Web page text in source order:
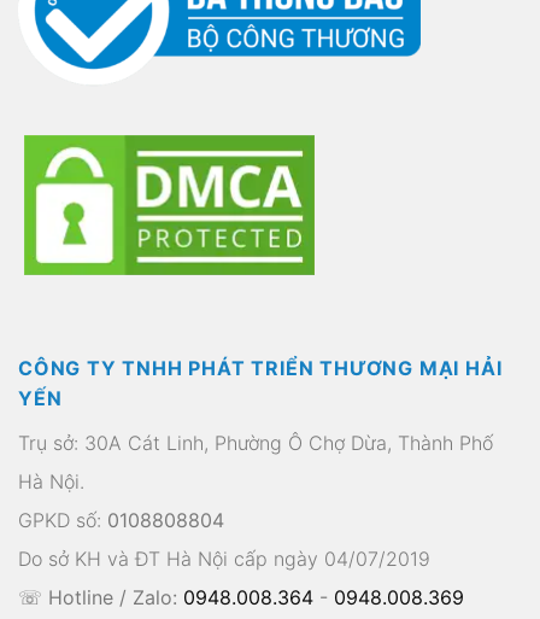
CÔNG TY TNHH PHÁT TRIỂN THƯƠNG MẠI HẢI
YẾN
Trụ sở: 30A Cát Linh, Phường Ô Chợ Dừa, Thành Phố
Hà Nội.
GPKD số: 0108808804
Do sở KH và ĐT Hà Nội cấp ngày 04/07/2019
☏ Hotline / Zalo: 0948.008.364 - 0948.008.369